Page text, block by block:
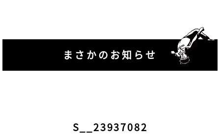
まさかのお知らせ
S__23937082